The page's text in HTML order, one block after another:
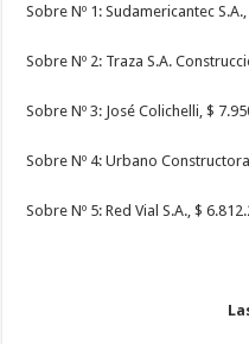
Sobre Nº 1: Sudamericantec
Sobre Nº 2: Traza S.A.
Sobre Nº 3: José Colichelli, $
Sobre Nº 4: Urbano
Sobre Nº 5: Red Vial S.A., $